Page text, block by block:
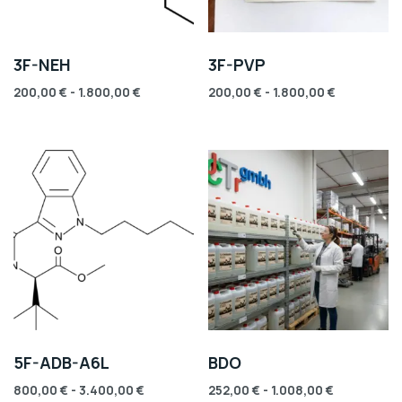
3F-NEH
200,00 € - 1.800,00 €
3F-PVP
200,00€ - 1.800,00€
5F-ADB-A6L
800,00 € - 3.400,00 €
BDO
252,00€ - 1.008,00€